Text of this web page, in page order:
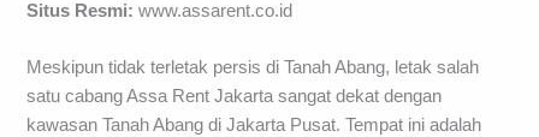
Situs Resmi:www.assarent.co.id
Meskipun tidak terletak persis di Tanah Abang, letak salah
satu cabang Assa Rent Jakarta sangat dekat dengan
kawasan Tanah Abang di Jakarta Pusat. Tempat ini adalah